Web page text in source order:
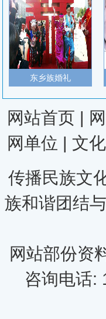
东乡族婚礼
网站首页 |
网单位 | 文
传播民族文
族和谐团结
网站部份资
咨询电话